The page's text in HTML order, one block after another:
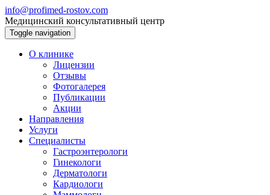
info@profimed-rostov.com
Медицинский консультативный центр
Toggle navigation
О клинике
Лицензии
Отзывы
Фотогалерея
Публикации
Акции
Направления
Услуги
Специалисты
Гастроэнтерологи
Гинекологи
Дерматологи
Кардиологи